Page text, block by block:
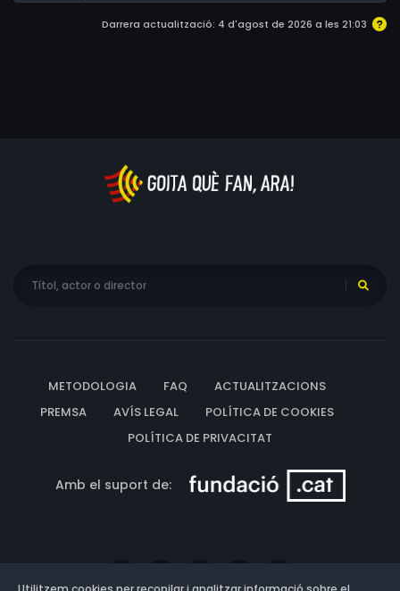
Darrera actualització: 4 d'agost de 2026 a les 21:03
METODOLOGIA FAQ
ACTUALITZACIONS
PREMSA
AVÍS LEGAL
POLÍTICA DE COOKIES
POLÍTICA DE PRIVACITAT
Amb el suport de: